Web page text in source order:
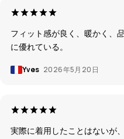
フィット感が良く、暖かく、
に優れている。
Yves 2026年5月20日
実際に着用したことはないが